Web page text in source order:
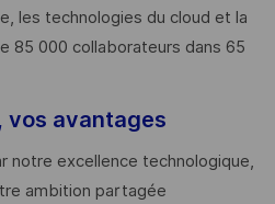
les technologies du cloud et la
85 000 collaborateurs dans 65
vos avantages
notre excellence technologique,
ambition partagée